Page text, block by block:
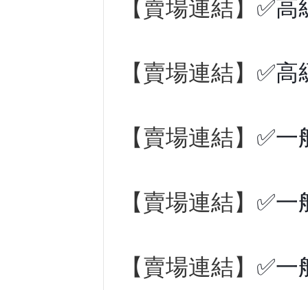
【賣場連結】 ✅高
【賣場連結】 ✅高
【賣場連結】 ✅
【賣場連結】 ✅一
【賣場連結】 ✅一